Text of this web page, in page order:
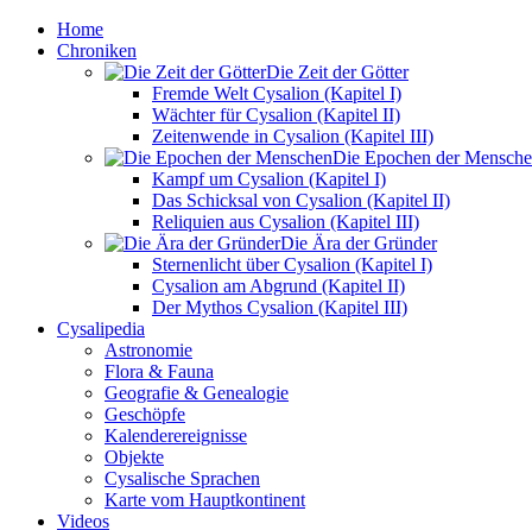
Home
Chroniken
Die Zeit der Götter
Fremde Welt Cysalion (Kapitel I)
Wächter für Cysalion (Kapitel II)
Zeitenwende in Cysalion (Kapitel III)
Die Epochen der
Kampf um Cysalion (Kapitel I)
Das Schicksal von Cysalion (Kapitel II)
Reliquien aus Cysalion (Kapitel III)
Die Ära der Gründer
Sternenlicht über Cysalion (Kapitel I)
Cysalion am Abgrund (Kapitel II)
Der Mythos Cysalion (Kapitel III)
Cysalipedia
Astronomie
Flora & Fauna
Geografie & Genealogie
Geschöpfe
Kalenderereignisse
Objekte
Cysalische Sprachen
Karte vom Hauptkontinent
Videos